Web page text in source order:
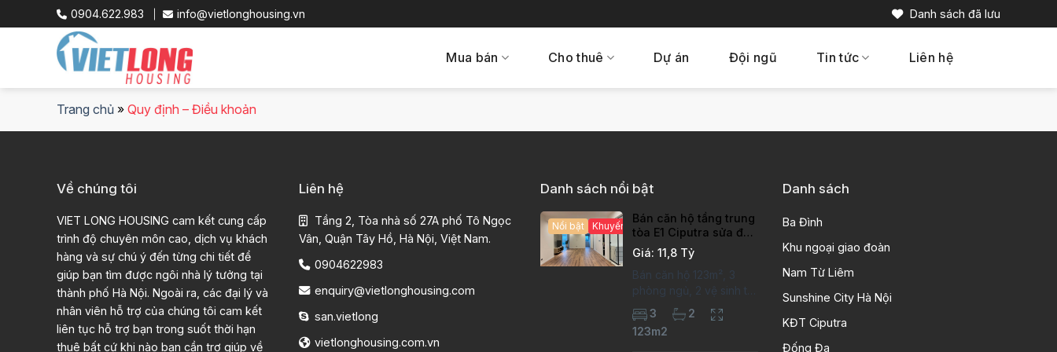
to
0904.622.983 info@vietlonghousing.vn Danh sách đã lưu
Mua bán Cho thuê Dự án Đội ngũ Tin tức Liên hệ
Trang chủ » Quy định – Điều khoản
Về chúng tôi
VIET LONG HOUSING cam kết cung cấp
trình độ chuyên môn cao, dịch vụ khách
hàng và sự chú ý đến từng chi tiết để
giúp bạn tìm được ngôi nhà lý tưởng tại
thành phố Hà Nội. Ngoài ra, các đại lý và
nhân viên hỗ trợ của chúng tôi cam kết
liên tục hỗ trợ bạn trong suốt thời hạn
thuê bất cứ khi nào bạn cần trợ giúp về
Liên hệ
Tầng 2, Tòa nhà số 27A phố Tô Ngọc
Vân, Quận Tây Hồ, Hà Nội, Việt Nam.
0904622983
enquiry@vietlonghousing.com
san.vietlong
vietlonghousing.com.vn
Danh sách nổi bật
Nổi bật Khuyến mại hấp dẫn
Bán căn hộ tầng trung
tòa E1 Ciputra sửa đẹp
chất lượng cao
Giá: 11,8 Tỷ
Bán căn hộ 123m², 3
phòng ngủ, 2 vệ sinh tại
khu đô thị Ciputra Hanoi
International City. Căn
hộ đã sửa mới kỹ, chất
3
2
123m2
Danh sách
Ba Đình
Khu ngoại giao đoàn
Nam Từ Liêm
Sunshine City Hà Nội
KĐT Ciputra
Đống Đa